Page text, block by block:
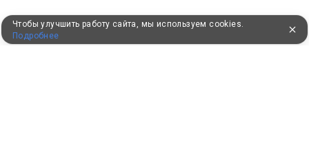
Чтобы улучшить работу сайта, мы используем cookies.
Подробнее